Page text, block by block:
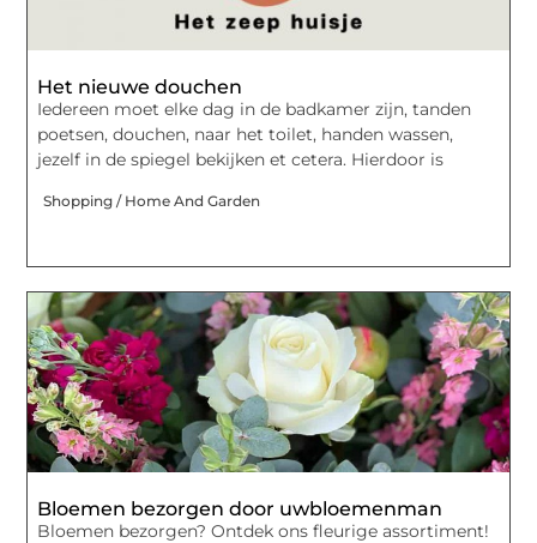
Het nieuwe douchen
Iedereen moet elke dag in de badkamer zijn, tanden
poetsen, douchen, naar het toilet, handen wassen,
jezelf in de spiegel bekijken et cetera. Hierdoor is
Shopping / Home And Garden
Bloemen bezorgen door uwbloemenman
Bloemen bezorgen? Ontdek ons fleurige assortiment!